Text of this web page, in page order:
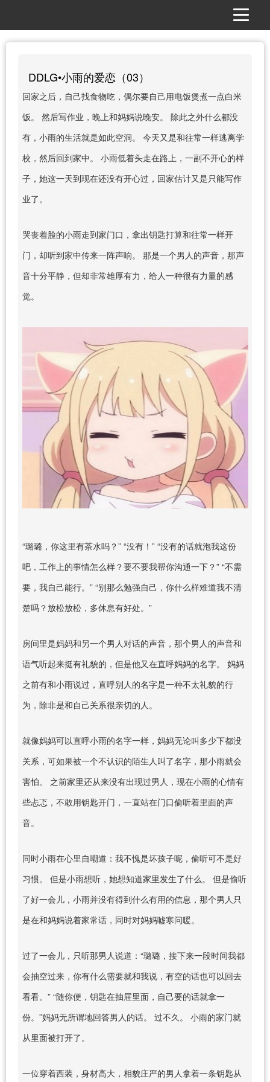
DDLG•小雨的爱恋（03）
回家之后，自己找食物吃，偶尔要自己用电饭煲煮一点白米
饭。 然后写作业，晚上和妈妈说晚安。 除此之外什么都没
有，小雨的生活就是如此空洞。 今天又是和往常一样逃离学
校，然后回到家中。 小雨低着头走在路上，一副不开心的样
子，她这一天到现在还没有开心过，回家估计又是只能写作
业了。
哭丧着脸的小雨走到家门口，拿出钥匙打算和往常一样开
门，却听到家中传来一阵声响。 那是一个男人的声音，那声
音十分平静，但却非常雄厚有力，给人一种很有力量的感
觉。
“璐璐，你这里有茶水吗？” “没有！” “没有的话就泡我这份
吧，工作上的事情怎么样？要不要我帮你沟通一下？” “不需
要，我自己能行。” “别那么勉强自己，你什么样难道我不清
楚吗？放松放松，多休息有好处。”
房间里是妈妈和另一个男人对话的声音，那个男人的声音和
语气听起来挺有礼貌的，但是他又在直呼妈妈的名字。 妈妈
之前有和小雨说过，直呼别人的名字是一种不太礼貌的行
为，除非是和自己关系很亲切的人。
就像妈妈可以直呼小雨的名字一样，妈妈无论叫多少下都没
关系，可如果被一个不认识的陌生人叫了名字，那小雨就会
害怕。 之前家里还从来没有出现过男人，现在小雨的心情有
些忐忑，不敢用钥匙开门，一直站在门口偷听着里面的声
音。
同时小雨在心里自嘲道：我不愧是坏孩子呢，偷听可不是好
习惯。 但是小雨想听，她想知道家里发生了什么。 但是偷听
了好一会儿，小雨并没有得到什么有用的信息，那个男人只
是在和妈妈说着家常话，同时对妈妈嘘寒问暖。
过了一会儿，只听那男人说道：“璐璐，接下来一段时间我都
会抽空过来，你有什么需要就和我说，有空的话也可以回去
看看。” “随你便，钥匙在抽屉里面，自己要的话就拿一
份。”妈妈无所谓地回答男人的话。 过不久。 小雨的家门就
从里面被打开了。
一位穿着西装，身材高大，相貌庄严的男人拿着一条钥匙从